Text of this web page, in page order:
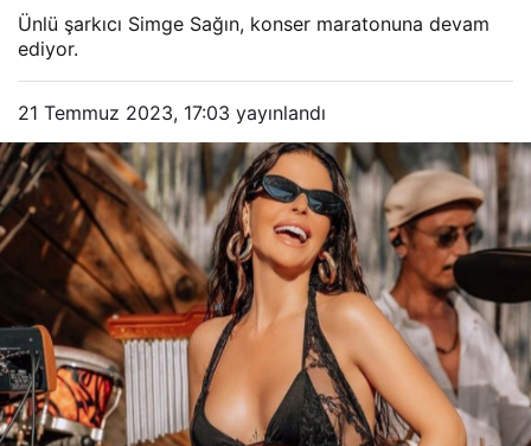
Ünlü şarkıcı Simge Sağın, konser maratonuna devam
ediyor.
21 Temmuz 2023, 17:03 yayınlandı